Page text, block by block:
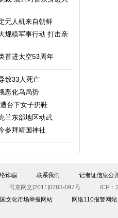
无人机来自朝鲜
规模军事行动 打击亲
首进太空53周年
致33人死亡
恶化乌局势
台下女子扔鞋
兰东部地区动武
参拜靖国神社
诈骗 联系我们
记者证信息公
号京网文[2011]0283-097号
ICP
文化市场举报网站 网络110报警网站